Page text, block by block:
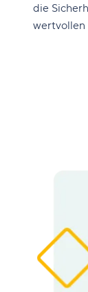
die
wertvollen